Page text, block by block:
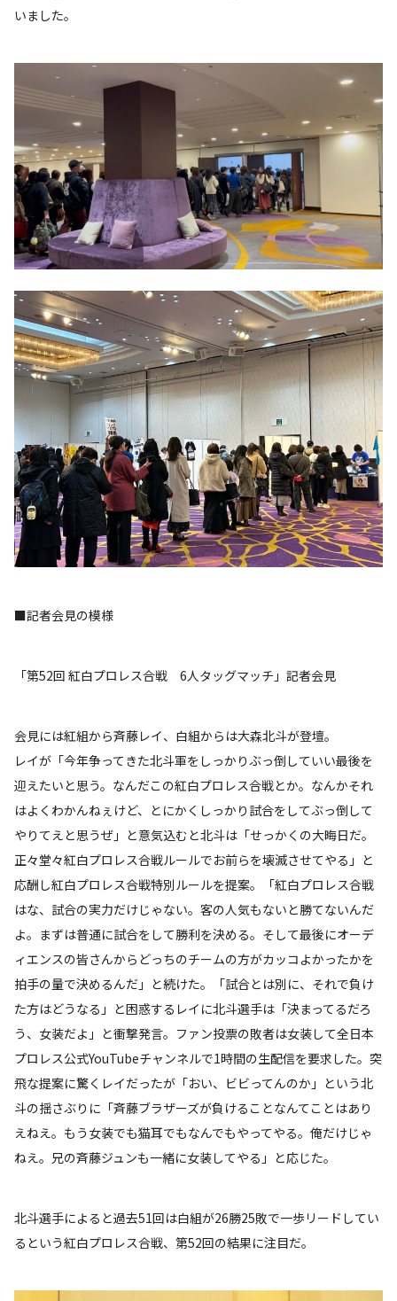
いました。
■記者会見の模様
「第52回 紅白プロレス合戦 6人タッグマッチ」記者会見
会見には紅組から斉藤レイ、白組からは大森北斗が登壇。
レイが「今年争ってきた北斗軍をしっかりぶっ倒していい最後を
迎えたいと思う。なんだこの紅白プロレス合戦とか。なんかそれ
はよくわかんねぇけど、とにかくしっかり試合をしてぶっ倒して
やりてえと思うぜ」と意気込むと北斗は「せっかくの大晦日だ。
正々堂々紅白プロレス合戦ルールでお前らを壊滅させてやる」と
応酬し紅白プロレス合戦特別ルールを提案。「紅白プロレス合戦
はな、試合の実力だけじゃない。客の人気もないと勝てないんだ
よ。まずは普通に試合をして勝利を決める。そして最後にオーデ
ィエンスの皆さんからどっちのチームの方がカッコよかったかを
拍手の量で決めるんだ」と続けた。「試合とは別に、それで負け
た方はどうなる」と困惑するレイに北斗選手は「決まってるだろ
う、女装だよ」と衝撃発言。ファン投票の敗者は女装して全日本
プロレス公式YouTubeチャンネルで1時間の生配信を要求した。突
飛な提案に驚くレイだったが「おい、ビビってんのか」という北
斗の揺さぶりに「斉藤ブラザーズが負けることなんてことはあり
えねえ。もう女装でも猫耳でもなんでもやってやる。俺だけじゃ
ねえ。兄の斉藤ジュンも一緒に女装してやる」と応じた。
北斗選手によると過去51回は白組が26勝25敗で一歩リードしてい
るという紅白プロレス合戦、第52回の結果に注目だ。